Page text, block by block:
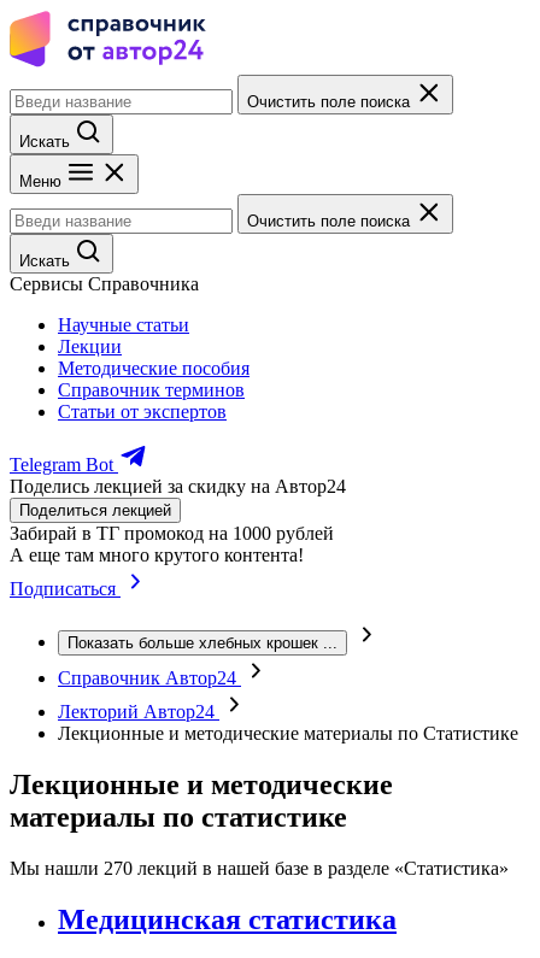
Очистить поле поиска
Искать
Меню
Очистить поле поиска
Искать
Сервисы Справочника
Научные статьи
Лекции
Методические пособия
Справочник терминов
Статьи от экспертов
Telegram Bot
Поделись лекцией за скидку на Автор24
Поделиться лекцией
Забирай в ТГ промокод на 1000 рублей
А еще там много крутого контента!
Подписаться
Показать больше хлебных крошек ...
Справочник Автор24
Лекторий Автор24
Лекционные и методические материалы по Статистике
Лекционные и методические
материалы по статистике
Мы нашли 270 лекций в нашей базе в разделе «Статистика»
Медицинская статистика